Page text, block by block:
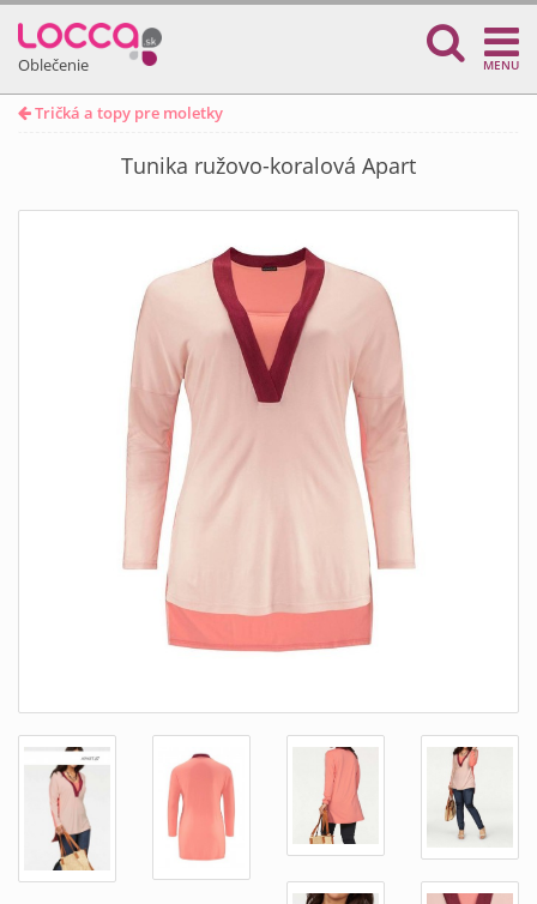
Oblečenie MENU
Tričká a topy pre moletky
Tunika ružovo-koralová Apart